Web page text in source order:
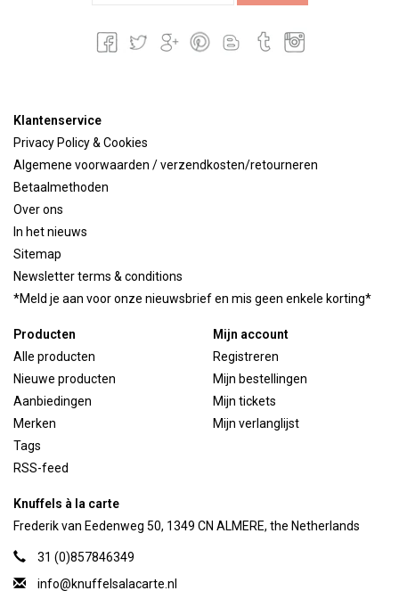
Klantenservice
Privacy Policy & Cookies
Algemene voorwaarden / verzendkosten/retourneren
Betaalmethoden
Over ons
In het nieuws
Sitemap
Newsletter terms & conditions
*Meld je aan voor onze nieuwsbrief en mis geen enkele korting*
Producten
Alle producten
Nieuwe producten
Aanbiedingen
Merken
Tags
RSS-feed
Mijn account
Registreren
Mijn bestellingen
Mijn tickets
Mijn verlanglijst
Knuffels à la carte
Frederik van Eedenweg 50, 1349 CN ALMERE, the Netherlands
31 (0)857846349
info@knuffelsalacarte.nl